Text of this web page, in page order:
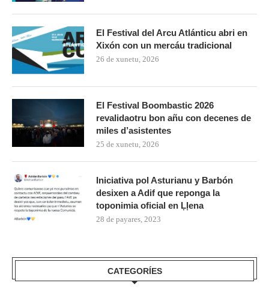
El Festival del Arcu Atlánticu abri en
Xixón con un mercáu tradicional
26 de xunetu, 2026
El Festival Boombastic 2026
revalidaotru bon añu con decenes de
miles d’asistentes
25 de xunetu, 2026
Iniciativa pol Asturianu y Barbón
desixen a Adif que reponga la
toponimia oficial en Ḷḷena
28 de payares, 2023
CATEGORÍES